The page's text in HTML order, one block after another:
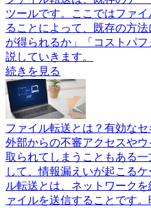
ツールです。ここではファ
ることによって、既存の方
が得られるか」「コストパ
説していきます。
続きを見る
ファイル転送とは？有効なセ
外部からの不審アクセスや
取られてしまうこともある
して、情報漏えいが起こる
ル転送とは、ネットワーク
ァイルを送信することです